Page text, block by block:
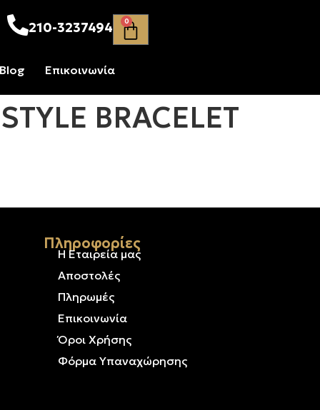
210-3237494 0
Blog Επικοινωνία
BRACELET
Πληροφορίες
Η Εταιρεία μας
Αποστολές
Πληρωμές
Επικοινωνία
Όροι Χρήσης
Φόρμα Υπαναχώρησης